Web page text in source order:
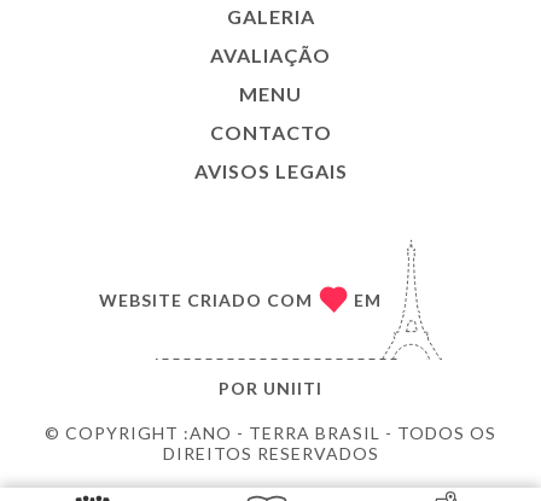
GALERIA
AVALIAÇÃO
MENU
CONTACTO
AVISOS LEGAIS
© COPYRIGHT :ANO - TERRA BRASIL - TODOS OS
DIREITOS RESERVADOS
WEBSITE CRIADO COM EM
POR UNIITI